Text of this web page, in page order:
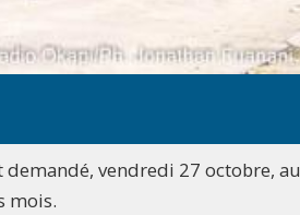
demandé, vendredi 27 octobre, au
mois.